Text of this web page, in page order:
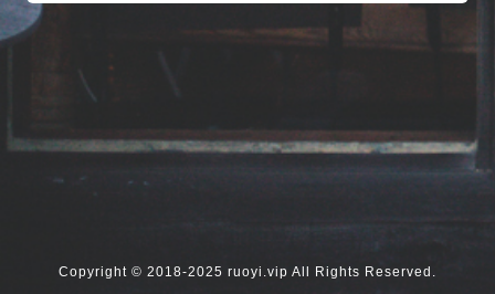
Copyright © 2018-2025 ruoyi.vip All Rights Reserved.